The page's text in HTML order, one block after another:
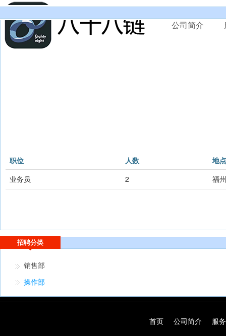
公司简介
职位 人数
地点
业务员
2 福州
招聘分类
销售部
操作部
首页 公司简介 服